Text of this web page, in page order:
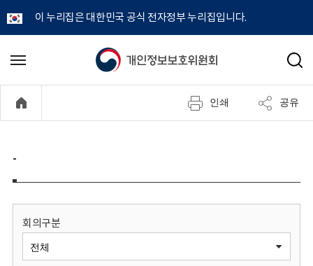
이 누리집은 대한민국 공식 전자정부 누리집입니다.
개
정
보
메
기
검
인쇄 공유
-
회의구분